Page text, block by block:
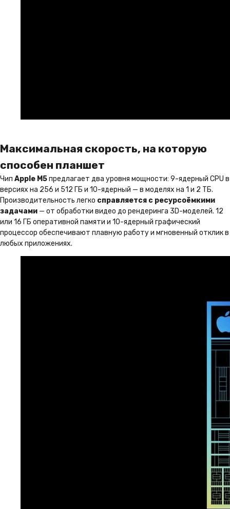
Максимальная скорость, на которую
способен планшет
Чип Apple M5предлагает два уровня мощности: 9-ядерный CPU в
версиях на 256 и 512 ГБ и 10-ядерный — в моделях на 1 и 2 ТБ.
Производительность легко справляется с ресурсоёмкими
задачами — от обработки видео до рендеринга 3D-моделей. 12
или 16 ГБ оперативной памяти и 10-ядерный графический
процессор обеспечивают плавную работу и мгновенный отклик в
любых приложениях.